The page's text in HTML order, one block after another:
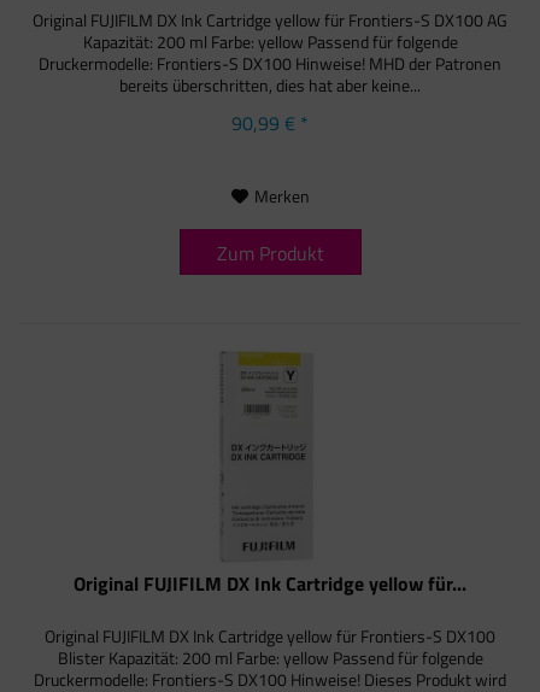
Original FUJIFILM DX Ink Cartridge yellow für Frontiers-S DX100 AG
Kapazität: 200 ml Farbe: yellow Passend für folgende
Druckermodelle: Frontiers-S DX100 Hinweise! MHD der Patronen
bereits überschritten, dies hat aber keine...
90,99 € *
Merken
Zum Produkt
Original FUJIFILM DX Ink Cartridge yellow für...
Original FUJIFILM DX Ink Cartridge yellow für Frontiers-S DX100
Blister Kapazität: 200 ml Farbe: yellow Passend für folgende
Druckermodelle: Frontiers-S DX100 Hinweise! Dieses Produkt wird